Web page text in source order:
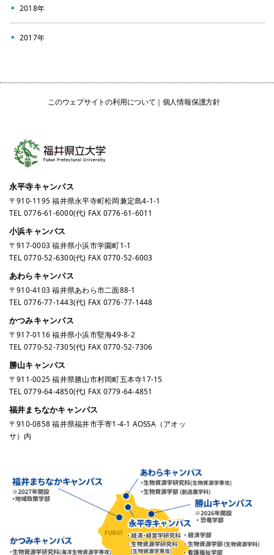
2018年
2017年
このウェブサイトの利用について 個人情報保護方針
永平寺キャンパス
〒910-1195 福井県永平寺町松岡兼定島4-1-1
TEL 0776-61-6000(代) FAX 0776-61-6011
小浜キャンパス
〒917-0003 福井県小浜市学園町1-1
TEL 0770-52-6300(代) FAX 0770-52-6003
あわらキャンパス
〒910-4103 福井県あわら市二面88-1
TEL 0776-77-1443(代) FAX 0776-77-1448
かつみキャンパス
〒917-0116 福井県小浜市堅海49-8-2
TEL 0770-52-7305(代) FAX 0770-52-7306
勝山キャンパス
〒911-0025 福井県勝山市村岡町五本寺17-15
TEL 0779-64-4850(代) FAX 0779-64-4851
福井まちなかキャンパス
〒910-0858 福井県福井市手寄1-4-1 AOSSA（アオッ
サ）内